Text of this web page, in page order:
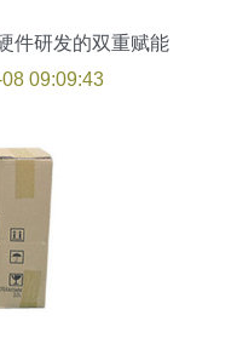
件研发的双重赋能
09:09:43